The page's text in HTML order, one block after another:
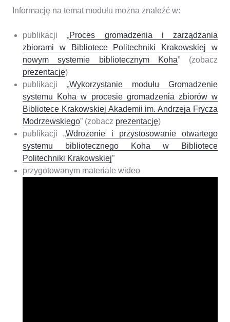
Informację na temat modułu można znaleźć w:
publikacji „Proces gromadzenia i zarządzania
zbiorami w Bibliotece Politechniki Krakowskiej w
nowym systemie bibliotecznym Koha” (zobacz
prezentację)
publikacji „Wykorzystanie modułu Gromadzenie
systemu Koha w procesie gromadzenia zbiorów w
Bibliotece Krakowskiej Akademii im. Andrzeja Frycza
Modrzewskiego” (zobacz prezentację)
publikacji „Wdrożenie i przystosowanie otwartego
systemu bibliotecznego Koha w Bibliotece
Politechniki Krakowskiej”
przygotowanym materiale wideo